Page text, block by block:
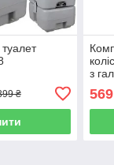
₴
з
220
569